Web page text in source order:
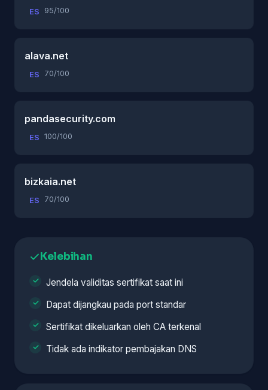
ES 95/100
alava.net
ES 70/100
pandasecurity.com
ES 100/100
bizkaia.net
ES 70/100
Kelebihan
Jendela validitas sertifikat saat ini
Dapat dijangkau pada port standar
Sertifikat dikeluarkan oleh CA terkenal
Tidak ada indikator pembajakan DNS